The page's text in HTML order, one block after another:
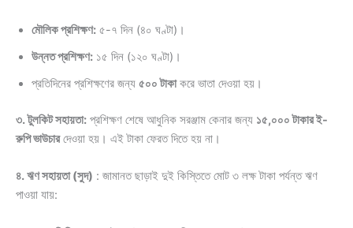
মৌলিক প্রশিক্ষণ: ৫-৭ দিন (৪০ ঘণ্টা)।
উন্নত প্রশিক্ষণ: ১৫ দিন (১২০ ঘণ্টা)।
প্রতিদিনের প্রশিক্ষণের জন্য ৫০০ টাকাকরে ভাতা দেওয়া হয়।
৩. টুলকিট সহায়তা: প্রশিক্ষণ শেষে আধুনিক সরঞ্জাম কেনার জন্য ১৫,০০০ টাকার ই-
রুপি ভাউচারদেওয়া হয়। এই টাকা ফেরত দিতে হয় না।
৪. ঋণ সহায়তা (সুদ) : জামানত ছাড়াই দুই কিস্তিতে মোট ৩ লক্ষ টাকা পর্যন্ত ঋণ
পাওয়া যায়: